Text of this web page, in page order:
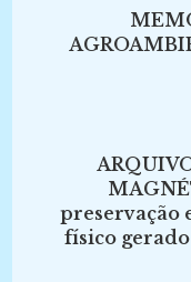
preservação
físico gerado